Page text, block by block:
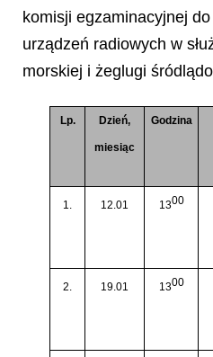
komisji egzaminacyjnej
urządzeń radiowych w
morskiej i żeglugi
Lp. Dzień,
miesiąc
Godzina
1. 12.01 1300
2. 19.01 1300